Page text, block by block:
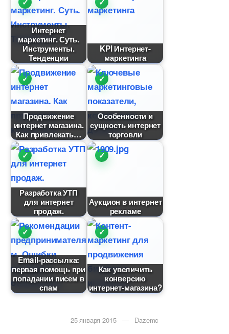
Интернет
маркетинг. Суть.
Инструменты.
Тенденции
KPI Интернет-
маркетинга
Продвижение
интернет магазина.
Как привлекать
Особенности и
сущность интернет
торговли
Разработка УТП
для интернет
продаж.
Аукцион в интернет
рекламе
Email-рассылка:
первая помощь при
попадании писем
спам
Как увеличить
конверсию
интернет-магазина?
25 января 2015 — Dazemc